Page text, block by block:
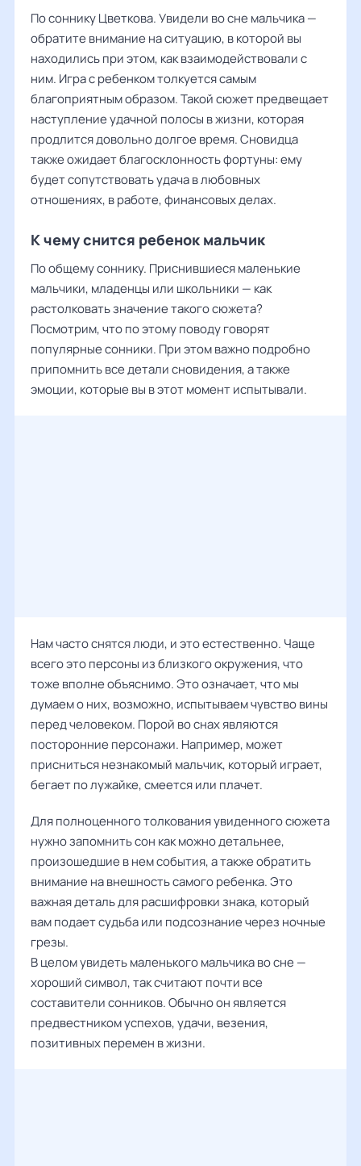
По соннику Цветкова. Увидели во сне мальчика —
обратите внимание на ситуацию, в которой вы
находились при этом, как взаимодействовали с
ним. Игра с ребенком толкуется самым
благоприятным образом. Такой сюжет предвещает
наступление удачной полосы в жизни, которая
продлится довольно долгое время. Сновидца
также ожидает благосклонность фортуны: ему
будет сопутствовать удача в любовных
отношениях, в работе, финансовых делах.
К чему снится ребенок мальчик
По общему соннику. Приснившиеся маленькие
мальчики, младенцы или школьники — как
растолковать значение такого сюжета?
Посмотрим, что по этому поводу говорят
популярные сонники. При этом важно подробно
припомнить все детали сновидения, а также
эмоции, которые вы в этот момент испытывали.
Нам часто снятся люди, и это естественно. Чаще
всего это персоны из близкого окружения, что
тоже вполне объяснимо. Это означает, что мы
думаем о них, возможно, испытываем чувство вины
перед человеком. Порой во снах являются
посторонние персонажи. Например, может
присниться незнакомый мальчик, который играет,
бегает по лужайке, смеется или плачет.
Для полноценного толкования увиденного сюжета
нужно запомнить сон как можно детальнее,
произошедшие в нем события, а также обратить
внимание на внешность самого ребенка. Это
важная деталь для расшифровки знака, который
вам подает судьба или подсознание через ночные
грезы.
В целом увидеть маленького мальчика во сне —
хороший символ, так считают почти все
составители сонников. Обычно он является
предвестником успехов, удачи, везения,
позитивных перемен в жизни.